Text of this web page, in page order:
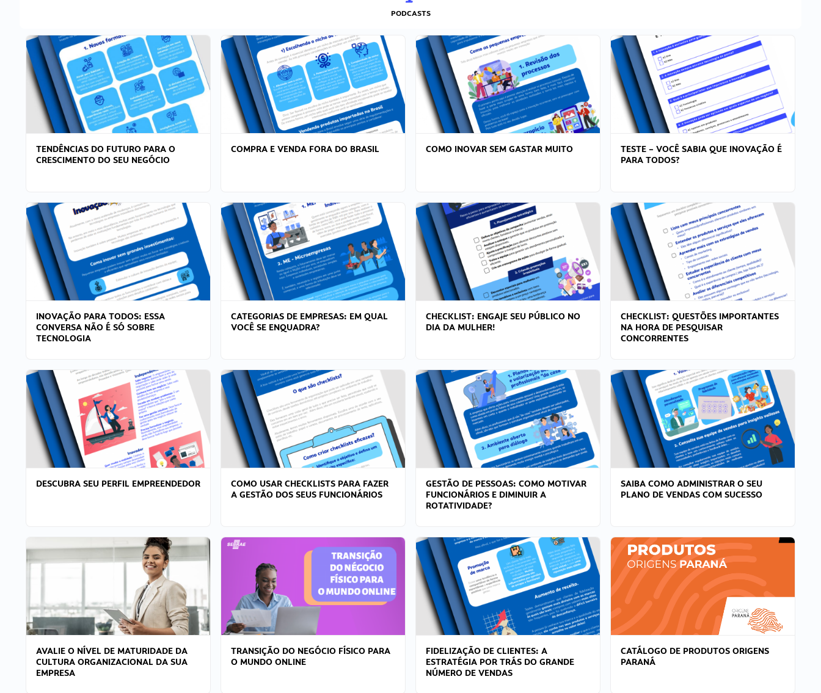
PODCASTS
TENDÊNCIAS DO FUTURO PARA O
CRESCIMENTO DO SEU NEGÓCIO
COMPRA E VENDA FORA DO BRASIL COMO INOVAR SEM GASTAR MUITO
TESTE – VOCÊ SABIA QUE INOVAÇÃO É
PARA TODOS?
INOVAÇÃO PARA TODOS: ESSA
CONVERSA NÃO É SÓ SOBRE
TECNOLOGIA
CATEGORIAS DE EMPRESAS: EM QUAL
VOCÊ SE ENQUADRA?
CHECKLIST: ENGAJE SEU PÚBLICO NO
DIA DA MULHER!
CHECKLIST: QUESTÕES IMPORTANTES
NA HORA DE PESQUISAR
CONCORRENTES
DESCUBRA SEU PERFIL EMPREENDEDOR
COMO USAR CHECKLISTS PARA FAZER
A GESTÃO DOS SEUS FUNCIONÁRIOS
GESTÃO DE PESSOAS: COMO MOTIVAR
FUNCIONÁRIOS E DIMINUIR A
ROTATIVIDADE?
SAIBA COMO ADMINISTRAR O SEU
PLANO DE VENDAS COM SUCESSO
AVALIE O NÍVEL DE MATURIDADE DA
CULTURA ORGANIZACIONAL DA SUA
EMPRESA
TRANSIÇÃO DO NEGÓCIO FÍSICO PARA
O MUNDO ONLINE
FIDELIZAÇÃO DE CLIENTES: A
ESTRATÉGIA POR TRÁS DO GRANDE
NÚMERO DE VENDAS
CATÁLOGO DE PRODUTOS ORIGENS
PARANÁ